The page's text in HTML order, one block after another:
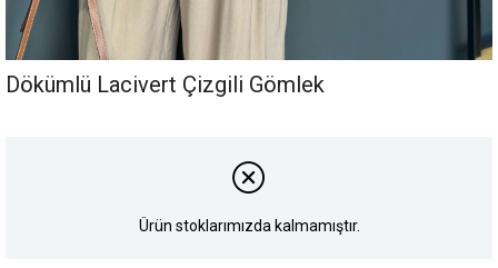
Dökümlü Lacivert Çizgili Gömlek
Ürün stoklarımızda kalmamıştır.